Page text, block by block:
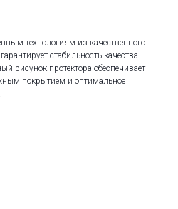
технологиям из качественного
стабильность качества
рисунок протектора обеспечивает
покрытием и оптимальное